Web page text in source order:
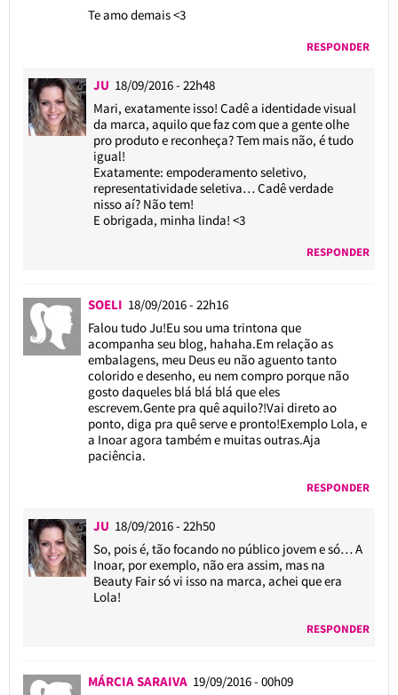
Te amo demais <3
RESPONDER
JU 18/09/2016 - 22h48
Mari, exatamente isso! Cadê a identidade visual
da marca, aquilo que faz com que a gente olhe
pro produto e reconheça? Tem mais não, é tudo
igual!
Exatamente: empoderamento seletivo,
representatividade seletiva… Cadê verdade
nisso aí? Não tem!
E obrigada, minha linda! <3
RESPONDER
SOELI 18/09/2016 - 22h16
Falou tudo Ju!Eu sou uma trintona que
acompanha seu blog, hahaha.Em relação as
embalagens, meu Deus eu não aguento tanto
colorido e desenho, eu nem compro porque não
gosto daqueles blá blá blá que eles
escrevem.Gente pra quê aquilo?!Vai direto ao
ponto, diga pra quê serve e pronto!Exemplo Lola, e
a Inoar agora também e muitas outras.Aja
paciência.
RESPONDER
JU 18/09/2016 - 22h50
So, pois é, tão focando no público jovem e só… A
Inoar, por exemplo, não era assim, mas na
Beauty Fair só vi isso na marca, achei que era
Lola!
RESPONDER
MÁRCIA SARAIVA 19/09/2016 - 00h09